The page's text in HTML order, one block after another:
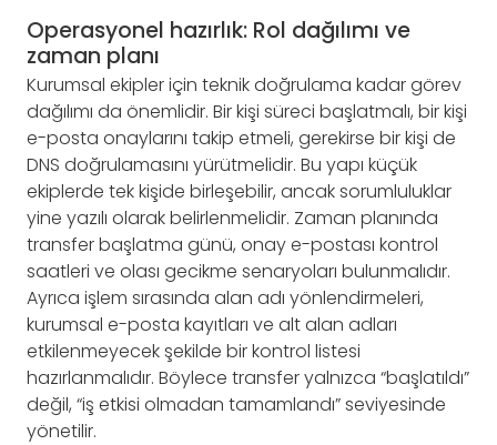
Operasyonel hazırlık: Rol dağılımı ve
zaman planı
Kurumsal ekipler için teknik doğrulama kadar görev
dağılımı da önemlidir. Bir kişi süreci başlatmalı, bir kişi
e-posta onaylarını takip etmeli, gerekirse bir kişi de
DNS doğrulamasını yürütmelidir. Bu yapı küçük
ekiplerde tek kişide birleşebilir, ancak sorumluluklar
yine yazılı olarak belirlenmelidir. Zaman planında
transfer başlatma günü, onay e-postası kontrol
saatleri ve olası gecikme senaryoları bulunmalıdır.
Ayrıca işlem sırasında alan adı yönlendirmeleri,
kurumsal e-posta kayıtları ve alt alan adları
etkilenmeyecek şekilde bir kontrol listesi
hazırlanmalıdır. Böylece transfer yalnızca “başlatıldı”
değil, “iş etkisi olmadan tamamlandı” seviyesinde
yönetilir.